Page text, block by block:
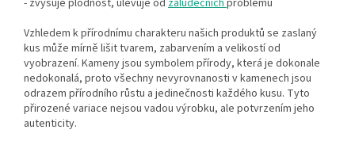
- zvyšuje plodnost, ulevuje od žaludečníchproblémů
Vzhledem k přírodnímu charakteru našich produktů se zaslaný
kus může mírně lišit tvarem, zabarvením a velikostí od
vyobrazení. Kameny jsou symbolem přírody, která je dokonale
nedokonalá, proto všechny nevyrovnanosti v kamenech jsou
odrazem přírodního růstu a jedinečnosti každého kusu. Tyto
přirozené variace nejsou vadou výrobku, ale potvrzením jeho
autenticity.